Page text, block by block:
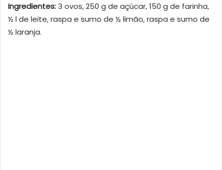
Ingredientes:3 ovos, 250 g de açúcar, 150 g de farinha,
½ l de leite, raspa e sumo de ½ limão, raspa e sumo de
½ laranja.